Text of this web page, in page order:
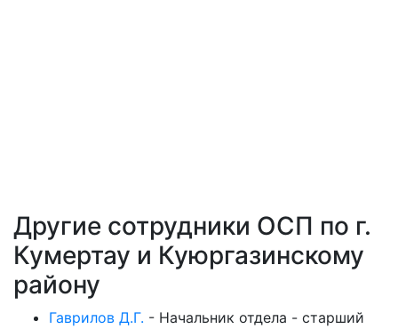
Другие сотрудники ОСП по г.
Кумертау и Куюргазинскому
району
Гаврилов Д.Г. - Начальник отдела - старший